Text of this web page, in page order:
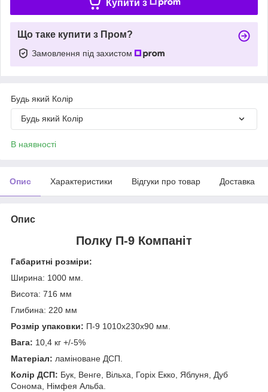
Купити з
Що таке купити з Пром?
Замовлення під захистом
Будь який Колір
Будь який Колір
В наявності
Опис Характеристики Відгуки про товар Доставка
Опис
Полку П-9 Компаніт
Габаритні розміри:
Ширина: 1000 мм.
Висота: 716 мм
Глибина: 220 мм
Розмір упаковки: П-9 1010х230х90 мм.
Вага: 10,4 кг +/-5%
Матеріал: ламіноване ДСП.
Колір ДСП: Бук, Венге, Вільха, Горіх Екко, Яблуня, Дуб
Сонома, Німфея Альба.